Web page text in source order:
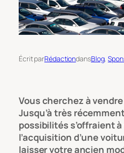
Écrit parRédactiondansBlog,
Vous cherchez à
Jusqu’à très
possibilités s’offraient
l’acquisition d’une
laisser votre ancien